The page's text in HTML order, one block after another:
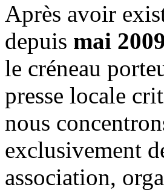
Après avoir
depuis mai 2009
le créneau
presse locale
nous
exclusivement
association,